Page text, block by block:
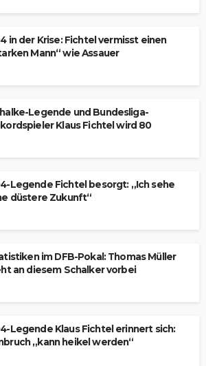
in der Krise: Fichtel vermisst einen
Mann“ wie Assauer
Legende und Bundesliga-
Klaus Fichtel wird 80
Legende Fichtel besorgt: „Ich sehe
düstere Zukunft“
im DFB-Pokal: Thomas Müller
an diesem Schalker vorbei
Legende Klaus Fichtel erinnert sich:
„kann heikel werden“